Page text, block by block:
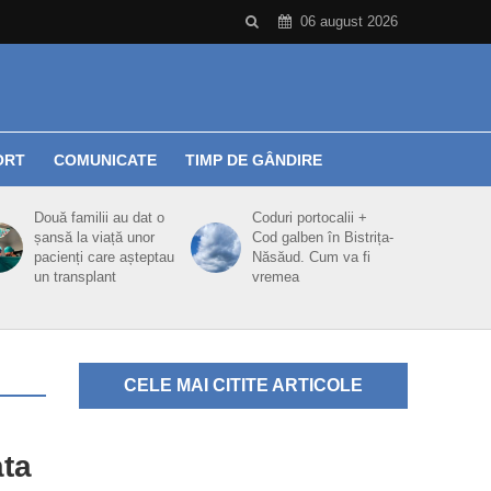
06 august 2026
COMUNICATE TIMP DE GÂNDIRE
Două familii au dat o
șansă la viață unor
pacienți care așteptau
un transplant
Coduri portocalii +
Cod galben în Bistrița-
Năsăud. Cum va fi
vremea
CELE MAI CITITE ARTICOLE